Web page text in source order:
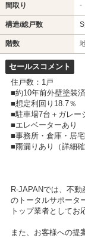
間取り -
構造/総戸数
階数
セールスコメント
住戸数：1戸
■約10年前外壁塗装済
■想定利回り18.7％
■駐車場7台＋ガレー
■エレベーターあり
■事務所・倉庫・居
■雨漏りあり（詳細確
R-JAPANでは、不
のトータルサポータ
トップ業者としてお
また、お客様への提